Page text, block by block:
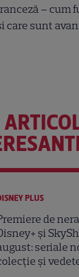
– cum
care sunt
PLUS
de
și
seriale
și